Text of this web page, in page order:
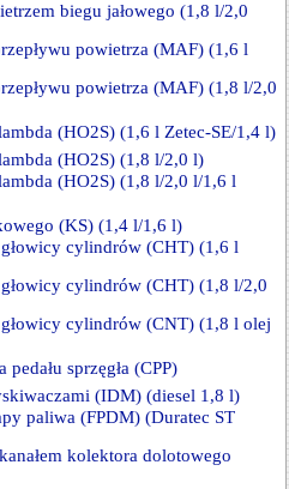
biegu jałowego (1,8 l/2,0
powietrza (MAF) (1,6 l
powietrza (MAF) (1,8 l/2,0
(HO2S) (1,6 l Zetec-SE/1,4 l)
(HO2S) (1,8 l/2,0 l)
(HO2S) (1,8 l/2,0 l/1,6 l
(KS) (1,4 l/1,6 l)
cylindrów (CHT) (1,6 l
cylindrów (CHT) (1,8 l/2,0
cylindrów (CNT) (1,8 l olej
pedału sprzęgła (CPP)
(IDM) (diesel 1,8 l)
paliwa (FPDM) (Duratec ST
kolektora dolotowego